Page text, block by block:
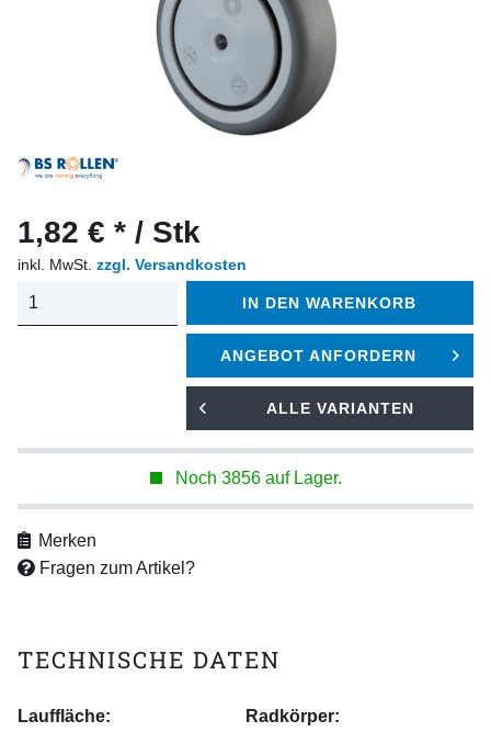
1,82 € * / Stk
inkl. MwSt. zzgl. Versandkosten
IN DEN WARENKORB
ANGEBOT ANFORDERN
ALLE VARIANTEN
Noch 3856 auf Lager.
Merken
Fragen zum Artikel?
TECHNISCHE DATEN
Lauffläche:
Radkörper: